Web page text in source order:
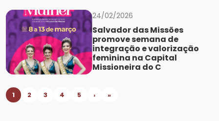
24/02/2026
Salvador das Missões
promove semana de
integração e valorização
feminina na Capital
Missioneira do C
1 2 3 4 5 › »